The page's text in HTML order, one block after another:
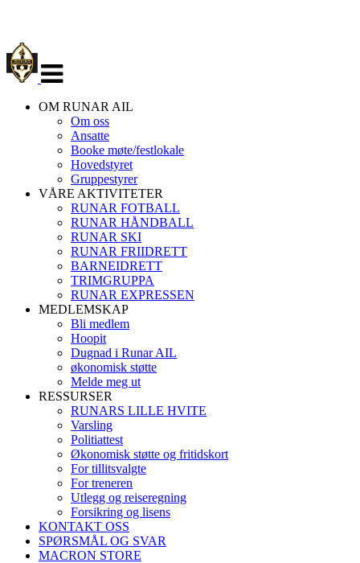
navigasjon
OM RUNAR AIL
Om oss
Ansatte
Booke møte/festlokale
Hovedstyret
Gruppestyrer
VÅRE AKTIVITETER
RUNAR FOTBALL
RUNAR HÅNDBALL
RUNAR SKI
RUNAR FRIIDRETT
BARNEIDRETT
TRIMGRUPPA
RUNAR EXPRESSEN
MEDLEMSKAP
Bli medlem
Hoopit
Dugnad i Runar AIL
økonomisk støtte
Melde meg ut
RESSURSER
RUNARS LILLE HVITE
Varsling
Politiattest
Økonomisk støtte og fritidskort
For tillitsvalgte
For treneren
Utlegg og reiseregning
Forsikring og lisens
KONTAKT OSS
SPØRSMÅL OG SVAR
MACRON STORE